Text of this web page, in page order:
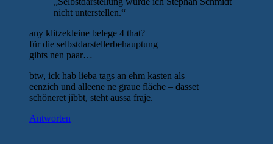
nicht unterstellen.“
any klitzekleine belege 4 that?
für die selbstdarstellerbehauptung
gibts nen paar…
btw, ick hab lieba tags an ehm kasten als
eenzich und alleene ne graue fläche – dasset
schöneret jibbt, steht aussa fraje.
Antworten